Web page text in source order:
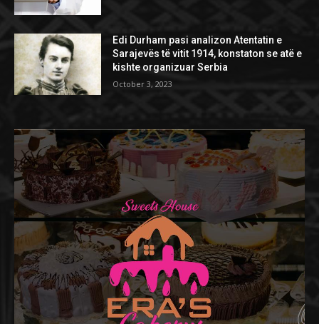
Edi Durham pasi analizon Atentatin e
Sarajevës të vitit 1914, konstaton se atë e
kishte organizuar Serbia
October 3, 2023